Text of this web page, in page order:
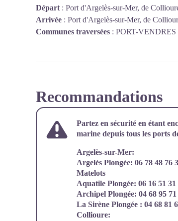
Départ : Port d'Argelès-sur-Mer, de
Arrivée : Port d'Argelès-sur-Mer, de
Communes traversées : PORT-VENDRES
Recommandations
Partez en sécurité en étant
marine depuis tous les ports
Argelès-sur-Mer:
Argelès Plongée: 06 78 48 76
Matelots
Aquatile Plongée: 06 16 51
Archipel Plongée: 04 68 95
La Sirène Plongée : 04 68 81
Collioure: